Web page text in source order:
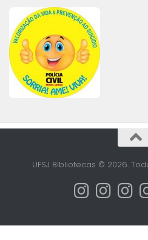
UFSJ Bibliotecas © 2026.